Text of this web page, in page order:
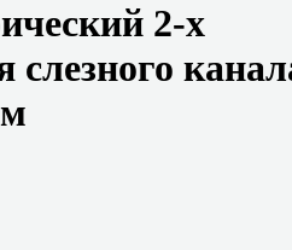
2-х
слезного